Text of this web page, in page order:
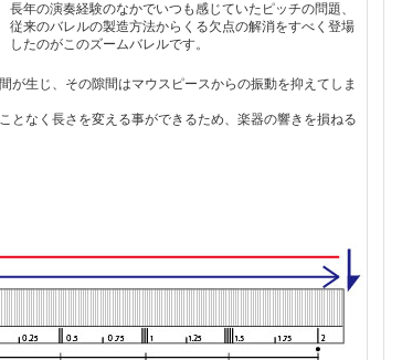
長年の演奏経験のなかでいつも感じていたピッチの問題、
従来のバレルの製造方法からくる欠点の解消をすべく登場
したのがこのズームバレルです。
生じ、その隙間はマウスピースからの振動を抑えてしま
となく長さを変える事ができるため、楽器の響きを損ねる